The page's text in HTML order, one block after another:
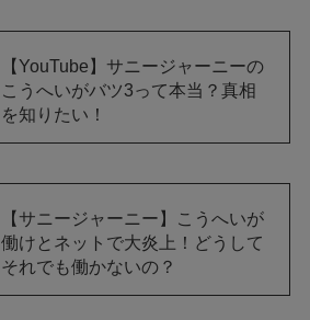
【YouTube】サニージャーニーの
こうへいがバツ3って本当？真相
を知りたい！
【サニージャーニー】こうへいが
働けとネットで大炎上！どうして
それでも働かないの？